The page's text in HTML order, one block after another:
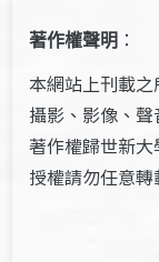
著作權聲明 ：
本網站上刊載之
攝影、影像、
著作權歸世新
授權請勿任意轉